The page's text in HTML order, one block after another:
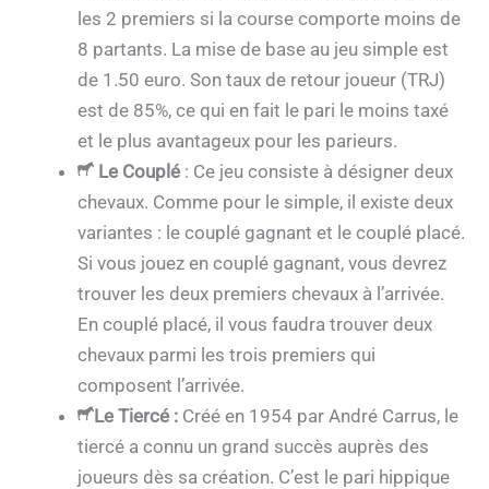
les 2 premiers si la course comporte moins de
8 partants. La mise de base au jeu simple est
de 1.50 euro. Son taux de retour joueur (TRJ)
est de 85%, ce qui en fait le pari le moins taxé
et le plus avantageux pour les parieurs.
Le Couplé : Ce jeu consiste à désigner deux
chevaux. Comme pour le simple, il existe deux
variantes : le couplé gagnant et le couplé placé.
Si vous jouez en couplé gagnant, vous devrez
trouver les deux premiers chevaux à l’arrivée.
En couplé placé, il vous faudra trouver deux
chevaux parmi les trois premiers qui
composent l’arrivée.
Le Tiercé : Créé en 1954 par André Carrus, le
tiercé a connu un grand succès auprès des
joueurs dès sa création. C’est le pari hippique